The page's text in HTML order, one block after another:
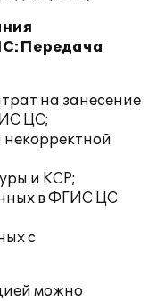
на занесение
ЦС;
и КСР;
в ФГИС ЦС
с
можно